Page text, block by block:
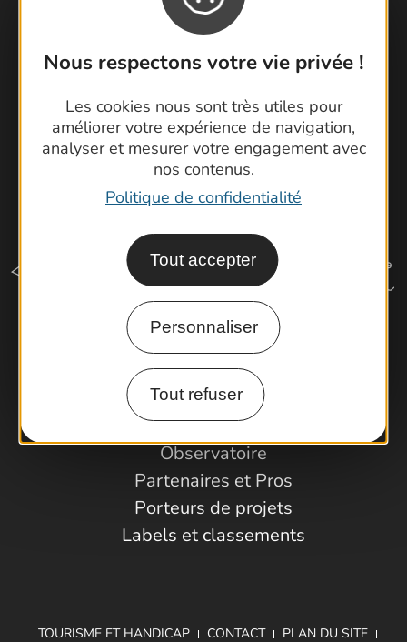
Nous respectons votre vie privée !
Les cookies nous sont très utiles pour
améliorer votre expérience de navigation,
analyser et mesurer votre engagement avec
nos contenus.
Politique de confidentialité
Tout accepter
Personnaliser
Tout refuser
Cartoguides et Topoguides
Latitude Gard
Comment venir ?
Espace Pro
Observatoire
Partenaires et Pros
Porteurs de projets
Labels et classements
TOURISME ET HANDICAP CONTACT PLAN DU SITE